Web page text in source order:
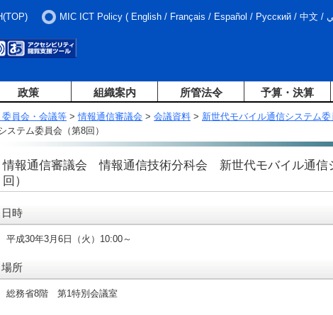
MIC ICT Policy ( English / Français / Español / Русский / 中文 /
政策 組織案内 所管法令 予算・決算
員会・会議等 >情報通信審議会 > 会議資料 > 新世代モバイル通信システム委
テム委員会（第8回）
情報通信審議会 情報通信技術分科会 新世代モバイル通信
回）
日時
平成30年3月6日（火）10:00～
場所
総務省8階 第1特別会議室